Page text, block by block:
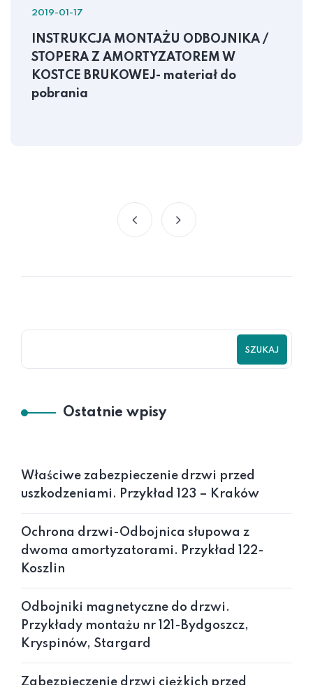
2019-01-17
INSTRUKCJA MONTAŻU ODBOJNIKA /
STOPERA Z AMORTYZATOREM W
KOSTCE BRUKOWEJ- materiał do
pobrania
SZUKAJ
Ostatnie wpisy
Właściwe zabezpieczenie drzwi przed
uszkodzeniami. Przykład 123 – Kraków
Ochrona drzwi-Odbojnica słupowa z
dwoma amortyzatorami. Przykład 122-
Koszlin
Odbojniki magnetyczne do drzwi.
Przykłady montażu nr 121-Bydgoszcz,
Kryspinów, Stargard
Zabezpieczenie drzwi ciężkich przed